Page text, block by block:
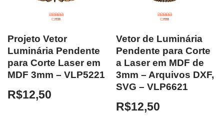
Projeto Vetor
Luminária Pendente
para Corte Laser em
MDF 3mm – VLP5221
R$12,50
Vetor de Luminária
Pendente para Corte
a Laser em MDF de
3mm – Arquivos DXF,
SVG – VLP6621
R$12,50